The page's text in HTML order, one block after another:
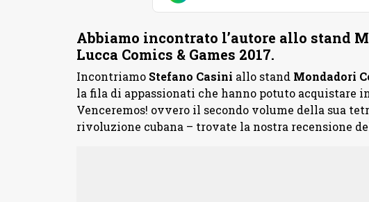
Abbiamo incontrato l’autore allo stand
Lucca Comics & Games 2017.
Incontriamo Stefano Casini allo stand Mondadori
la fila di appassionati che hanno potuto acquistare
Venceremos! ovvero il secondo volume della sua
rivoluzione cubana – trovate la nostra recensione